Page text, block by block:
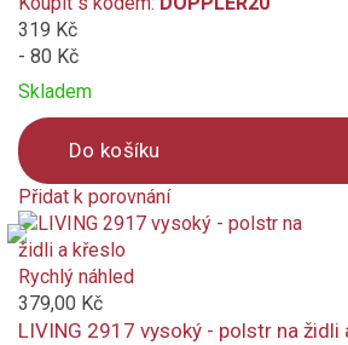
319 Kč
- 80 Kč
Skladem
Do košíku
Přidat k porovnání
Product
is
added
to
compare
Rychlý náhled
379,00 Kč
LIVING 2917 vysoký - polstr na židli